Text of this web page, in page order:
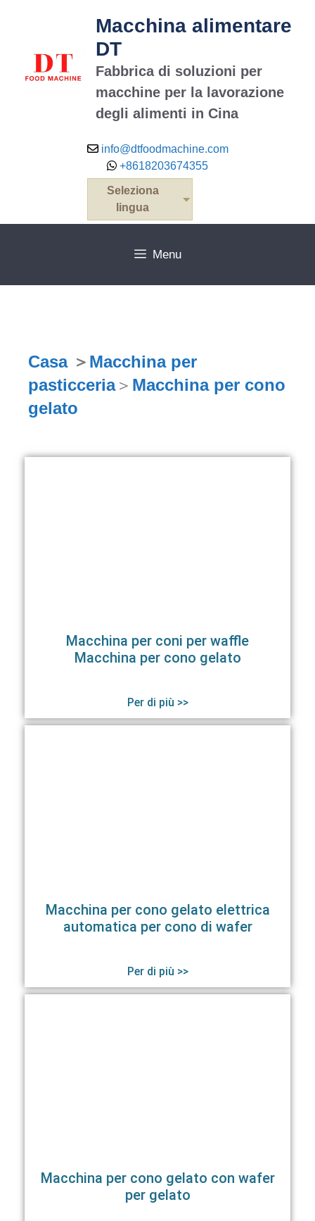
Macchina alimentare
DT
Fabbrica di soluzioni per
macchine per la lavorazione
degli alimenti in Cina
info@dtfoodmachine.com
+8618203674355
Seleziona
lingua
Menu
Casa＞ Macchina per
pasticceria＞ Macchina per cono
gelato
Macchina per coni per waffle
Macchina per cono gelato
Per di più >>
Macchina per cono gelato elettrica
automatica per cono di wafer
Per di più >>
Macchina per cono gelato con wafer
per gelato